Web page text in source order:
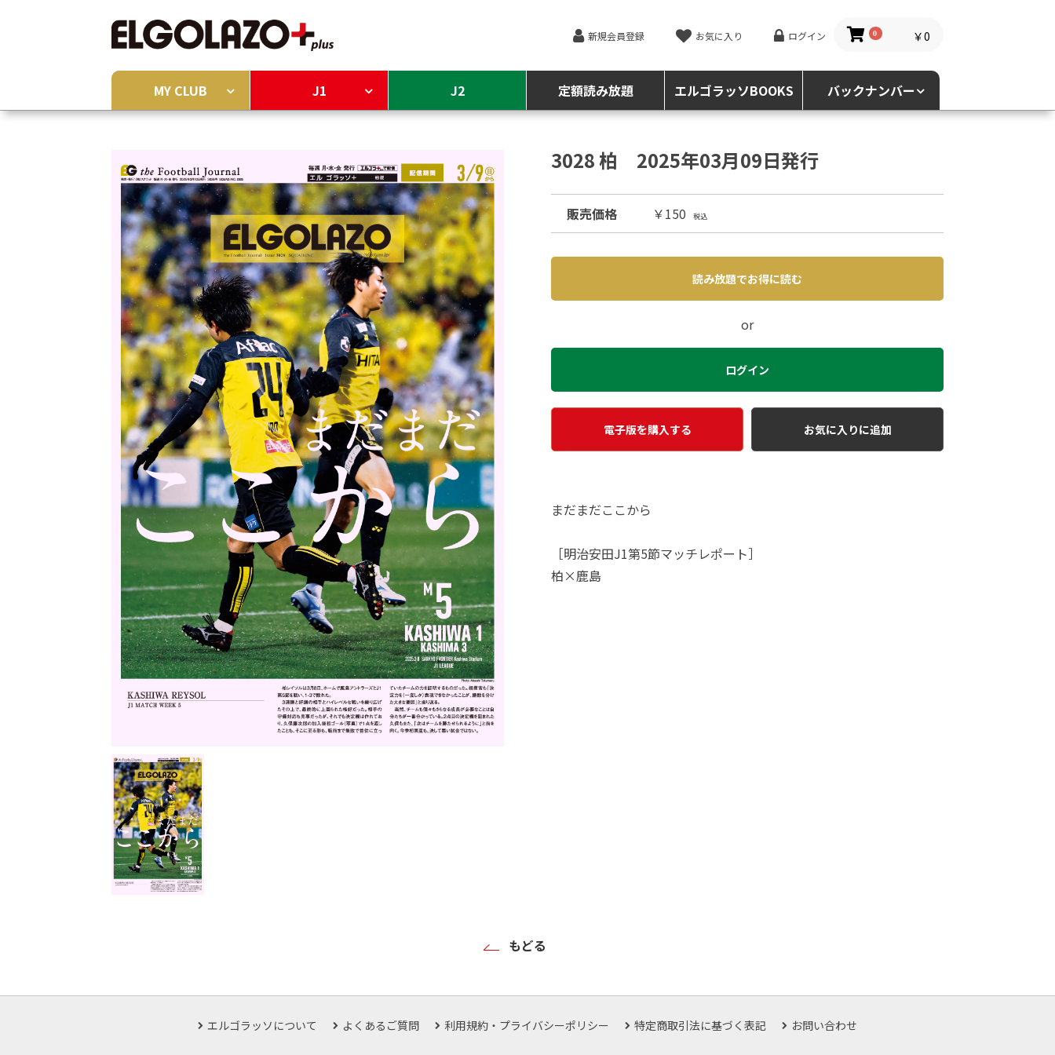
新規会員登録 お気に入り ログイン 0 ￥0
MY CLUB J1 J2 定額読み放題 エルゴラッソBOOKS バックナンバー
3028 柏 2025年03月09日発行
販売価格 ￥150 税込
読み放題でお得に読む
or
ログイン
電子版を購入する お気に入りに追加
まだまだここから
［明治安田J1第5節マッチレポート］
柏×鹿島
もどる
エルゴラッソについて よくあるご質問 利用規約・プライバシーポリシー 特定商取引法に基づく表記 お問い合わせ